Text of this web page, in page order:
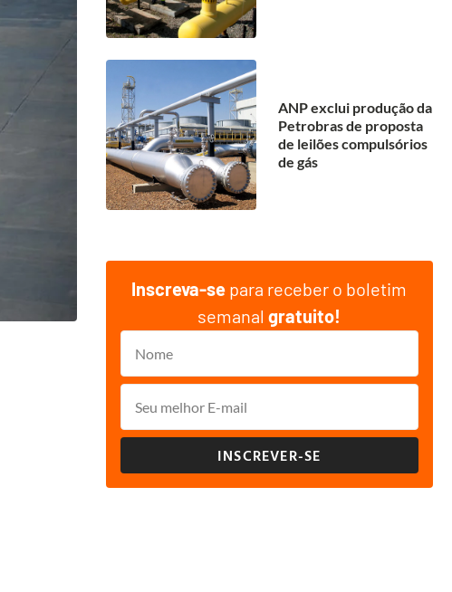
ANP exclui produção da
Petrobras de proposta
de leilões compulsórios
de gás
Inscreva-se para receber o boletim
semanalgratuito!
INSCREVER-SE